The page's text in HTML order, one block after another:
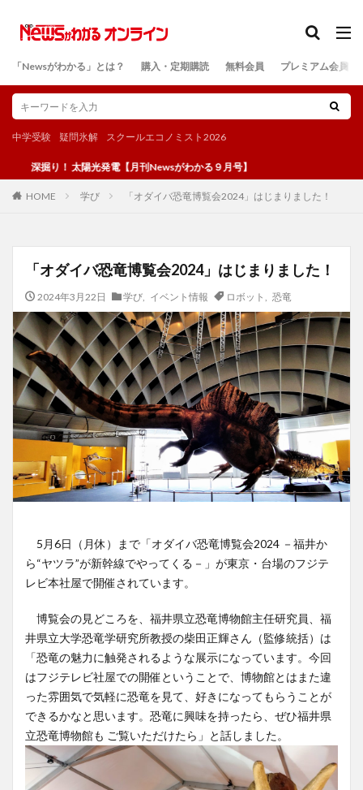
「Newsがわかる」とは？ 購入・定期購読 無料会員 プレミアム会員
中学受験 疑問氷解 スクールエコノミスト2026
！ 太陽光発電【月刊Newsがわかる９月号】
HOME 学び 「オダイバ恐竜博覧会2024」はじまりました！
「オダイバ恐竜博覧会2024」はじまりました！
2024年3月22日 学び イベント情報 ロボット 恐竜
5月6日（月休）まで「オダイバ恐竜博覧会2024 －福井か
ら“ヤツラ”が新幹線でやってくる－」が東京・台場のフジテ
レビ本社屋で開催されています。
博覧会の見どころを、福井県立恐竜博物館主任研究員、福
井県立大学恐竜学研究所教授の柴田正輝さん（監修統括）は
「恐竜の魅力に触発されるような展示になっています。今回
はフジテレビ社屋での開催ということで、博物館とはまた違
った雰囲気で気軽に恐竜を見て、好きになってもらうことが
できるかなと思います。恐竜に興味を持ったら、ぜひ福井県
立恐竜博物館も ご覧いただけたら」と話しました。
検索